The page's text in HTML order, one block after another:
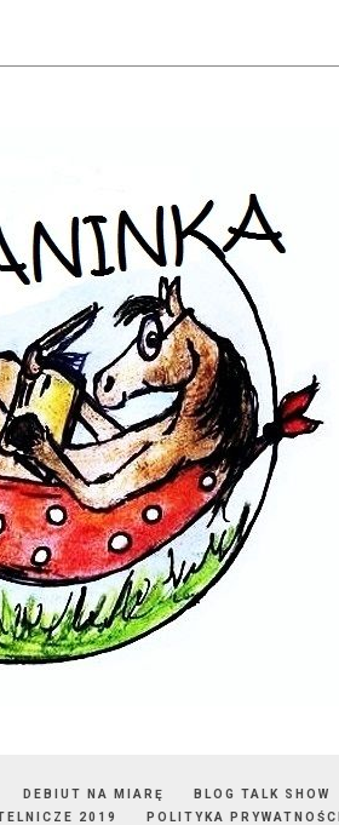
DEBIUT NA MIARĘ BLOG TALK SHOW
2019 POLITYKA PRYWATNOŚCI